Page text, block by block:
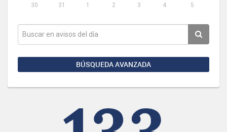
30
31 1 2 3 4 5
BÚSQUEDA AVANZADA